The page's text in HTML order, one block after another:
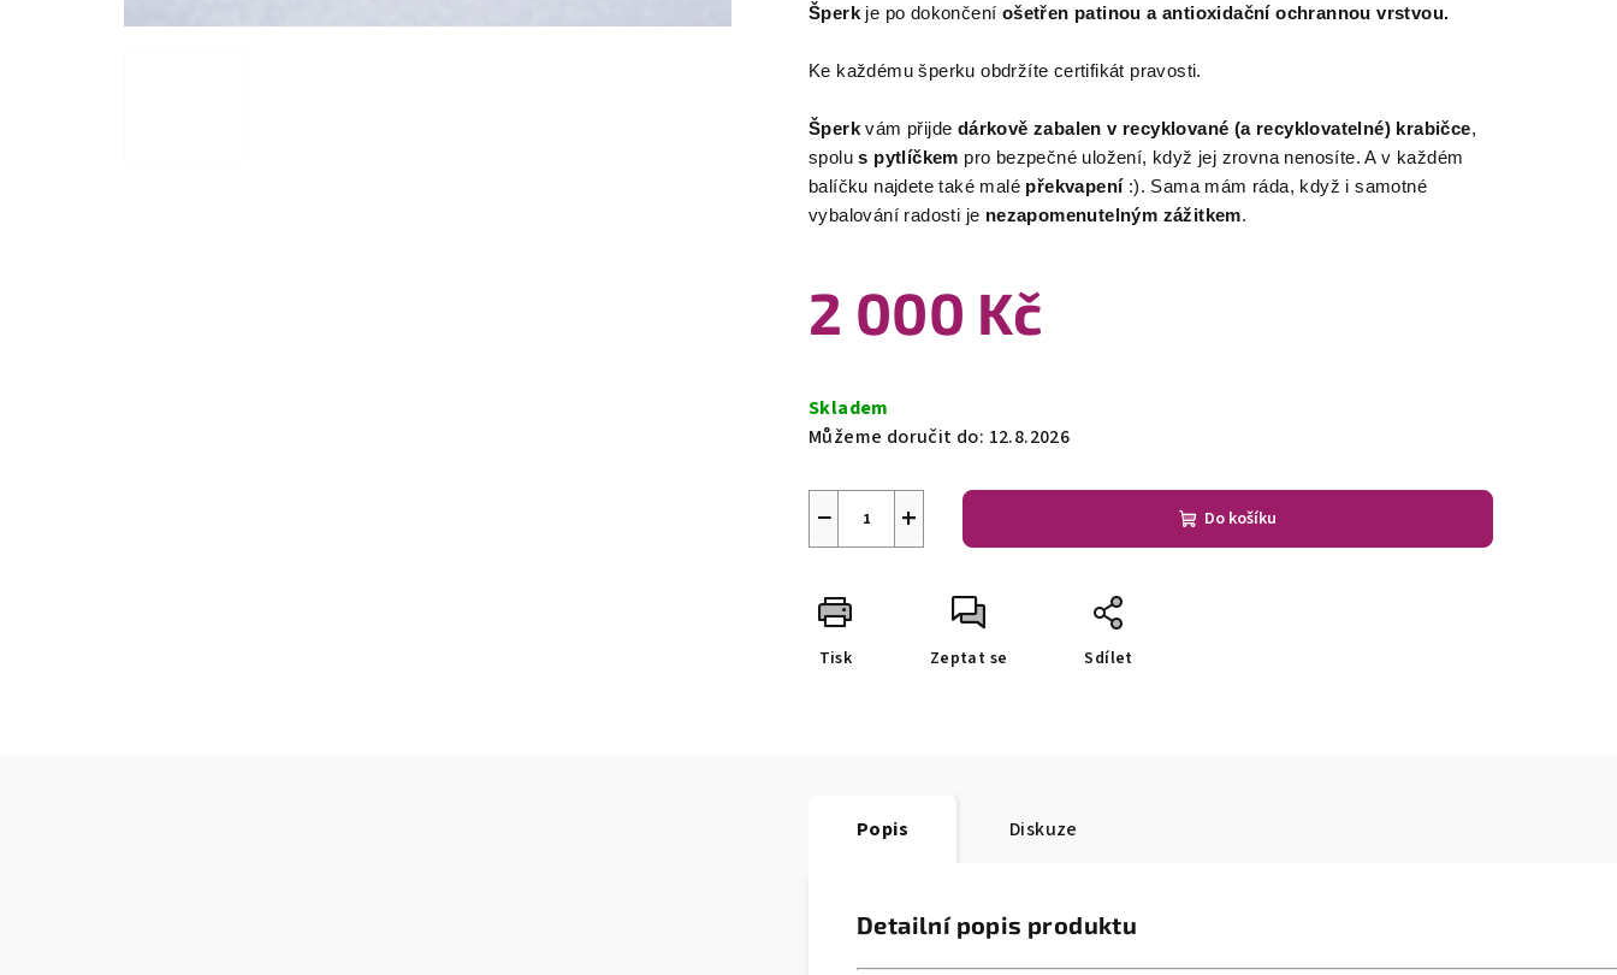
Šperk je po dokončení ošetřen patinou a antioxidační ochrannou vrstvou.
Ke každému šperku obdržíte certifikát pravosti.
Šperk vám přijde dárkově zabalen v recyklované (a recyklovatelné) krabičce,
spolus pytlíčkem pro bezpečné uložení, když jej zrovna nenosíte. A v každém
balíčku najdete také malé překvapení :). Sama mám ráda, když i samotné
vybalování radosti je nezapomenutelným zážitkem.
2 000 Kč
cena:
Skladem
Můžeme doručit do: 12.8.2026
+
− Do košíku
Tisk Zeptat se Sdílet
Popis Diskuze
Detailní popis produktu